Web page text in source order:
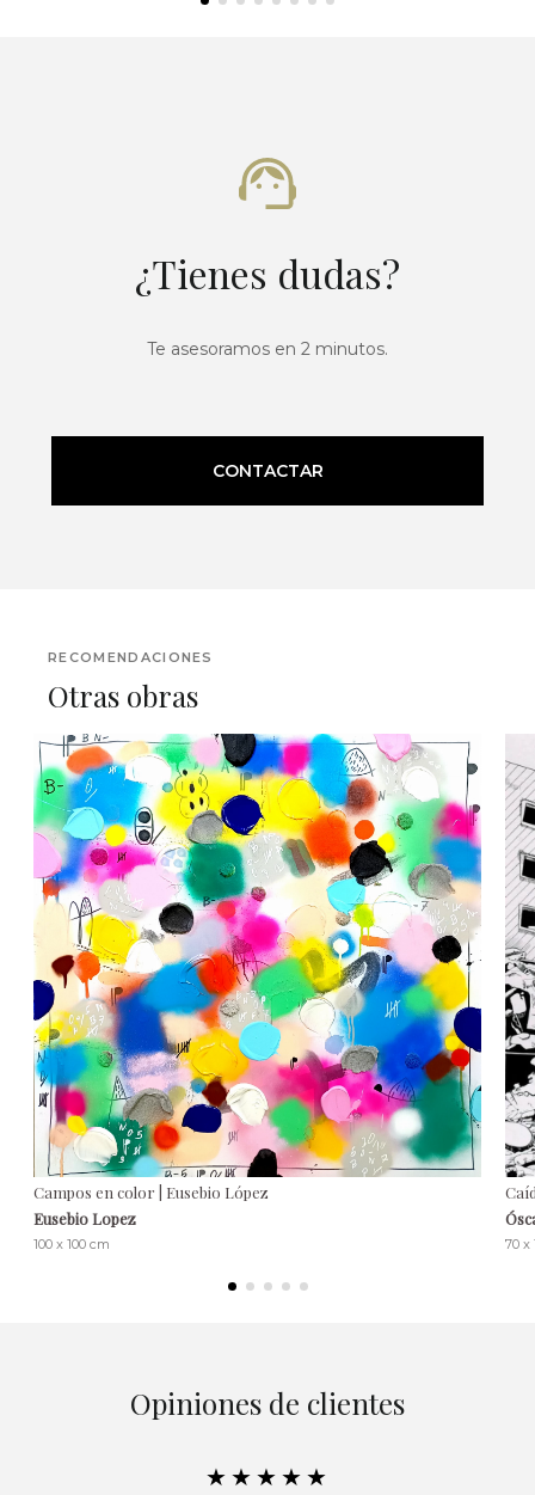
¿Tienes dudas?
Te asesoramos en 2 minutos.
CONTACTAR
RECOMENDACIONES
Otras obras
Campos en color | Eusebio López
Eusebio Lopez
100 x 100 cm 70 x
Opiniones de clientes
★★★★★